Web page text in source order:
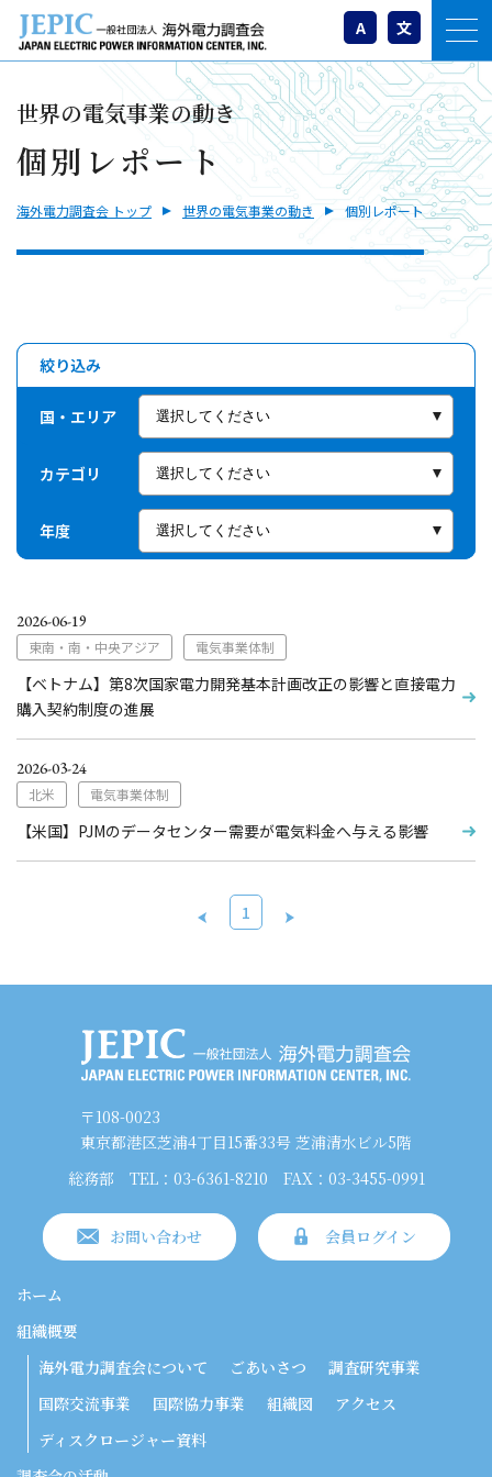
A 文
世界の電気事業の動き
個別レポート
海外電力調査会 トップ 世界の電気事業の動き 個別レポート
絞り込み
国・エリア
カテゴリ
年度
2026-06-19
東南・南・中央アジア 電気事業体制
【ベトナム】第8次国家電力開発基本計画改正の影響と直接電力
購入契約制度の進展
2026-03-24
北米 電気事業体制
【米国】PJMのデータセンター需要が電気料金へ与える影響
1
〒108-0023
東京都港区芝浦4丁目15番33号 芝浦清水ビル5階
総務部
TEL：03-6361-8210 FAX：03-3455-0991
お問い合わせ 会員ログイン
ホーム
組織概要
海外電力調査会について
ごあいさつ
調査研究事業
国際交流事業
国際協力事業 組織図
アクセス
ディスクロージャー資料